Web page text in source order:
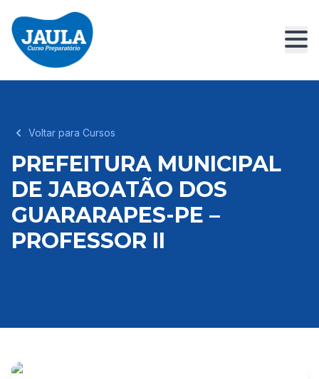
Voltar para Cursos
PREFEITURA MUNICIPAL
DE JABOATÃO DOS
GUARARAPES-PE –
PROFESSOR II